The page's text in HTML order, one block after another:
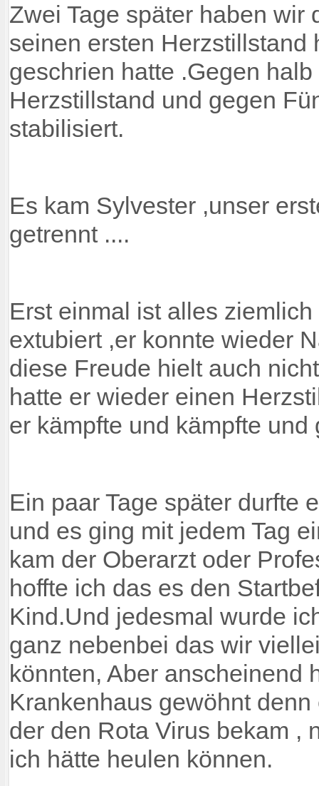
Zwei Tage später haben wir
seinen ersten Herzstillstand
geschrien hatte .Gegen
Herzstillstand und gegen
stabilisiert.
Es kam Sylvester ,unser
getrennt ....
Erst einmal ist alles
extubiert ,er konnte wieder
diese Freude hielt auch
hatte er wieder einen
er kämpfte und kämpfte
Ein paar Tage später durfte
und es ging mit jedem Tag
kam der Oberarzt oder
hoffte ich das es den
Kind.Und jedesmal wurde
ganz nebenbei das wir
könnten, Aber anscheinend
Krankenhaus gewöhnt
der den Rota Virus bekam ,
ich hätte heulen können.